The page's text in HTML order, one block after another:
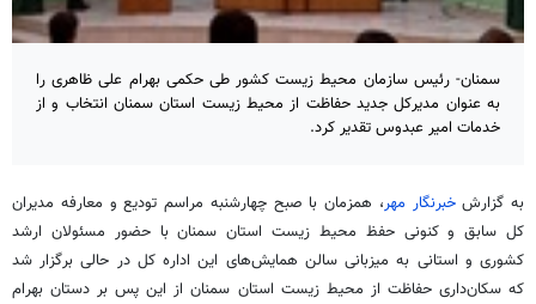
سمنان- رئیس سازمان محیط زیست کشور طی حکمی بهرام علی ظاهری را
به عنوان مدیرکل جدید حفاظت از محیط زیست استان سمنان انتخاب و از
خدمات امیر عبدوس تقدیر کرد.
به گزارشخبرنگار مهر، همزمان با صبح چهارشنبه مراسم تودیع و معارفه مدیران
کل سابق و کنونی حفظ محیط زیست استان سمنان با حضور مسئولان ارشد
کشوری و استانی به میزبانی سالن همایش‌های این اداره کل در حالی برگزار شد
که سکان‌داری حفاظت از محیط زیست استان سمنان از این پس بر دستان بهرام